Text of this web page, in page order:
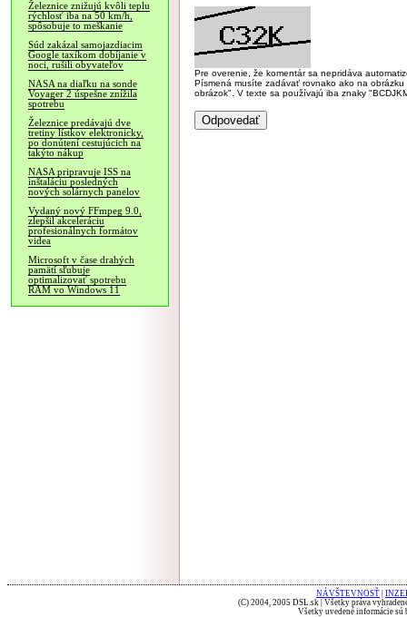
Železnice znižujú kvôli teplu
rýchlosť iba na 50 km/h,
spôsobuje to meškanie
Súd zakázal samojazdiacim
Google taxíkom dobíjanie v
noci, rušili obyvateľov
NASA na diaľku na sonde
Voyager 2 úspešne znížila
spotrebu
Železnice predávajú dve
tretiny lístkov elektronicky,
po donútení cestujúcich na
takýto nákup
NASA pripravuje ISS na
inštaláciu posledných
nových solárnych panelov
Vydaný nový FFmpeg 9.0,
zlepšil akceleráciu
profesionálnych formátov
videa
Microsoft v čase drahých
pamätí sľubuje
optimalizovať spotrebu
RAM vo Windows 11
Pre overenie, že komentár sa nepridáva
Písmená musíte zadávať rovnako ako na
obrázok". V texte sa používajú iba znaky
NÁVŠTEVNOSŤ
(C) 2004, 2005 DSL.sk | Všetky práva
Všetky uvedené informácie sú